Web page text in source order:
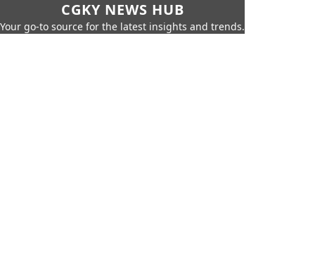
CGKY NEWS HUB
Your go-to source for the latest insights and trends.